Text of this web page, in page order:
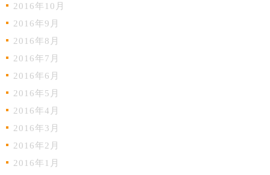
2016年10月
2016年9月
2016年8月
2016年7月
2016年6月
2016年5月
2016年4月
2016年3月
2016年2月
2016年1月